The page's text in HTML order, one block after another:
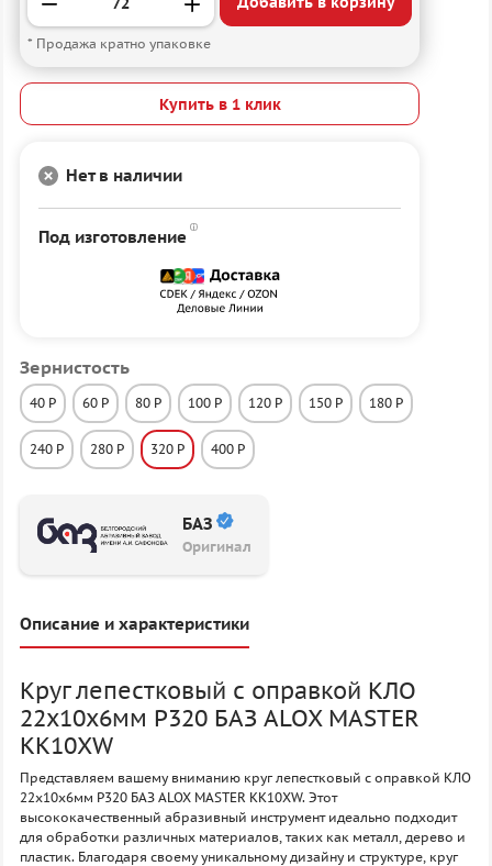
Зернистость
40 P 60 P 80 P 100 P 120 P 150 P 180 P
240 P 280 P 320 P 400 P
БАЗ
Оригинал
* Продажа кратно упаковке
Купить в 1 клик
Нет в наличии
Под изготовление
Описание и характеристики
Круг лепестковый с оправкой КЛО
22х10х6мм P320 БАЗ ALOX MASTER
KK10XW
Представляем вашему вниманию круг лепестковый с оправкой КЛО
22х10х6мм P320 БАЗ ALOX MASTER KK10XW. Этот
высококачественный абразивный инструмент идеально подходит
для обработки различных материалов, таких как металл, дерево и
пластик. Благодаря своему уникальному дизайну и структуре, круг